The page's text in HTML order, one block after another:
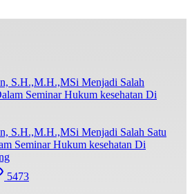
S.H.,M.H.,MSi Menjadi Salah Satu
Seminar Hukum kesehatan Di
5473